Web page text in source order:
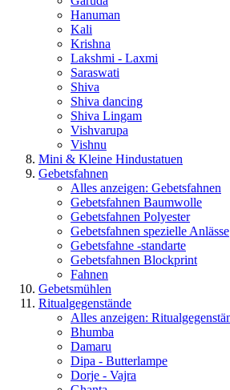
Hanuman
Kali
Krishna
Lakshmi - Laxmi
Saraswati
Shiva
Shiva dancing
Shiva Lingam
Vishvarupa
Vishnu
Mini & Kleine Hindustatuen
Gebetsfahnen
Alles anzeigen: Gebetsfahnen
Gebetsfahnen Baumwolle
Gebetsfahnen Polyester
Gebetsfahnen spezielle Anlässe
Gebetsfahne -standarte
Gebetsfahnen Blockprint
Fahnen
Gebetsmühlen
Ritualgegenstände
Alles anzeigen:
Bhumba
Damaru
Dipa - Butterlampe
Dorje - Vajra